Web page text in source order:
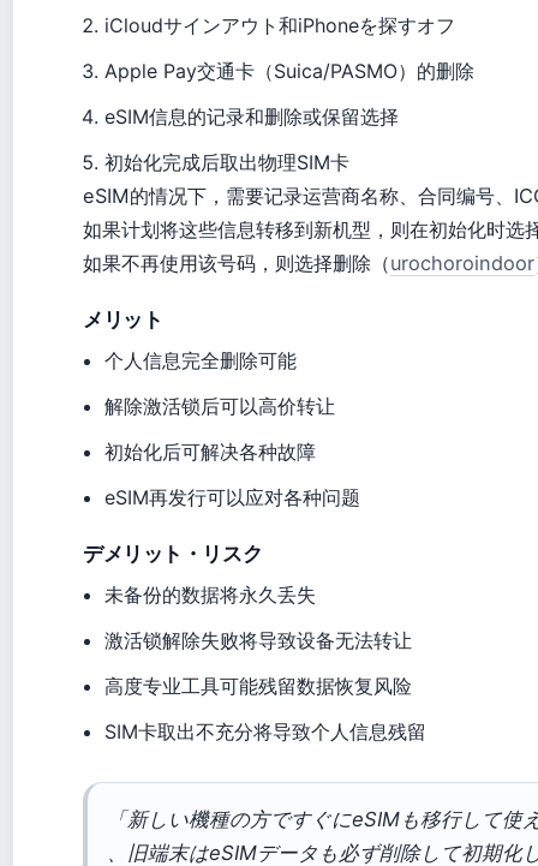
iCloudサインアウト和iPhoneを探すオフ
Apple Pay交通卡（Suica/PASMO）的删除
eSIM信息的记录和删除或保留选择
初始化完成后取出物理SIM卡
eSIM的情况下，需要记录运营商名称、合同编号、
如果计划将这些信息转移到新机型，则在初始化时选
如果不再使用该号码，则选择删除（urochoroindoor
メリット
个人信息完全删除可能
解除激活锁后可以高价转让
初始化后可解决各种故障
eSIM再发行可以应对各种问题
デメリット・リスク
未备份的数据将永久丢失
激活锁解除失败将导致设备无法转让
高度专业工具可能残留数据恢复风险
SIM卡取出不充分将导致个人信息残留
「新しい機種の方ですぐにeSIMも移行して使
、旧端末はeSIMデータも必ず削除して初期化